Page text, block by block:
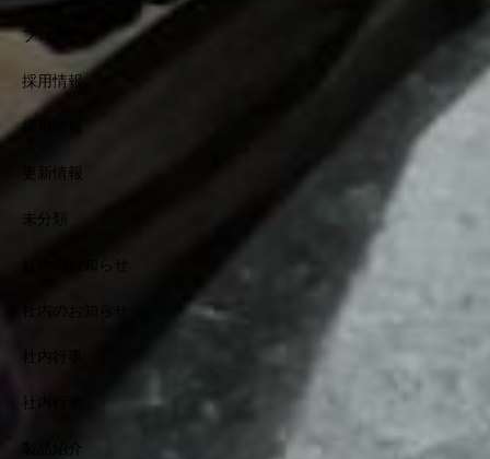
ブログ
採用情報
採用情報
更新情報
未分類
社内行事
製品紹介